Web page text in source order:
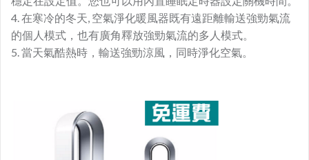
4. 在寒冷的冬天, 空氣淨化暖風器既有遠距離輸送強勁氣流
的個人模式，也有廣角釋放強勁氣流的多人模式。
5. 當天氣酷熱時，輸送強勁涼風，同時淨化空氣。